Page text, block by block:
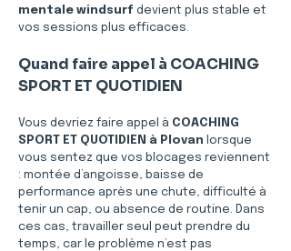
mentale windsurf devient plus stable et
vos sessions plus efficaces.
Quand faire appel à COACHING
SPORT ET QUOTIDIEN
Vous devriez faire appel à COACHING
SPORT ET QUOTIDIEN à Plovan lorsque
vous sentez que vos blocages reviennent
: montée d’angoisse, baisse de
performance après une chute, difficulté à
tenir un cap, ou absence de routine. Dans
ces cas, travailler seul peut prendre du
temps, car le problème n’est pas